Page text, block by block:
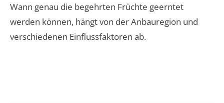
Wann genau die begehrten Früchte geerntet
werden können, hängt von der Anbauregion und
verschiedenen Einflussfaktoren ab.